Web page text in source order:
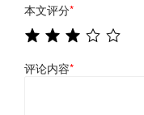
本文评分*
评论内容*